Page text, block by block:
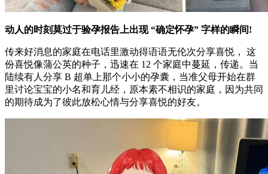
动人的时刻莫过于验孕报告上出现 “确定怀孕” 字样的瞬间!
传来好消息的家庭在电话里激动得语语无伦次分享喜悦， 这
份喜悦像蒲公英的种子，迅速在 12 个家庭中蔓延，传递。当
陆续有人分享 B 超单上那个小小的孕囊，当准父母开始在群
里讨论宝宝的小名和育儿经，原本素不相识的家庭，因为共同
的期待成为了彼此放松心情与分享喜悦的好友。